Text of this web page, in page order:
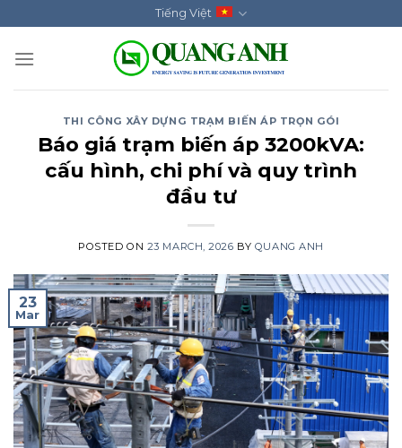
to
content
Tiếng Việt
THI CÔNG XÂY DỰNG TRẠM BIẾN ÁP TRỌN GÓI
Báo giá trạm biến áp 3200kVA:
cấu hình, chi phí và quy trình
đầu tư
POSTED ON 23 MARCH, 2026 BY QUANG ANH
23
Mar